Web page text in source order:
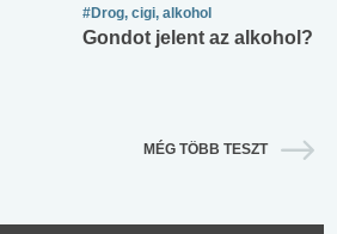
#Drog, cigi, alkohol
Gondot jelent az alkohol?
MÉG TÖBB TESZT